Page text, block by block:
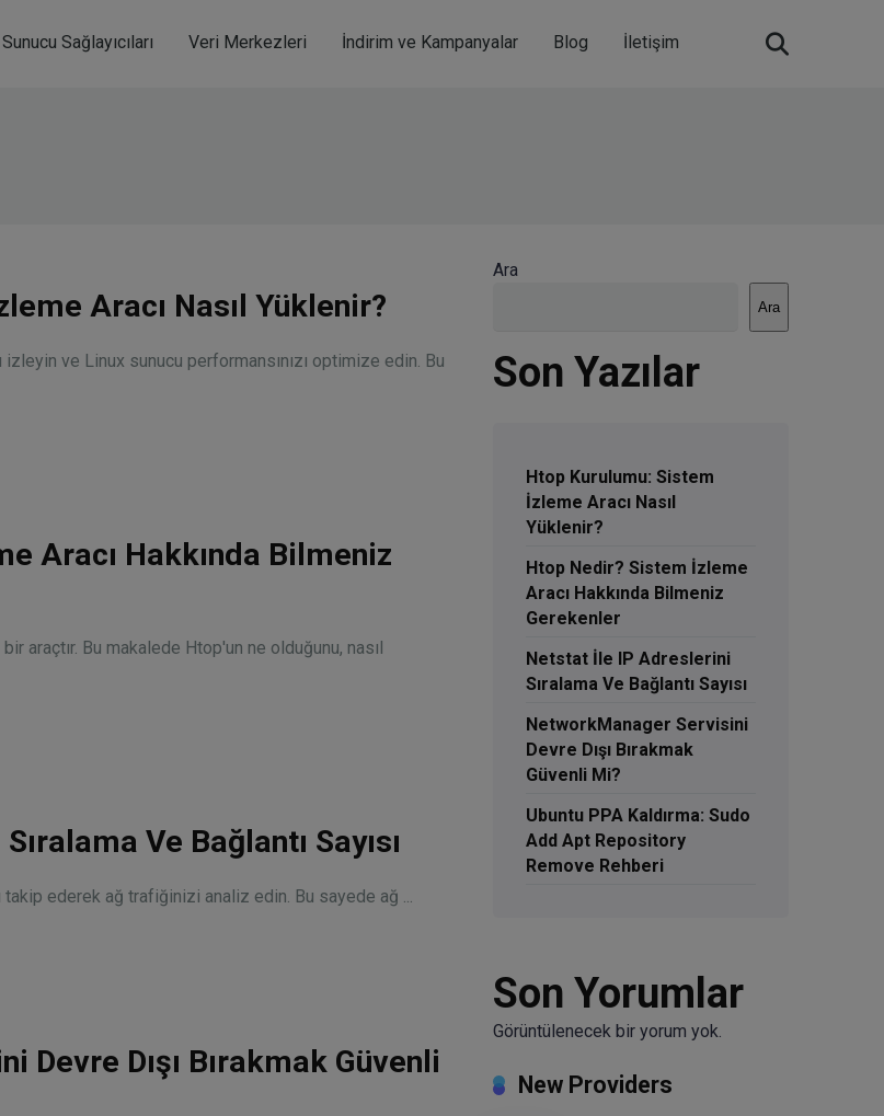
Sunucu Sağlayıcıları Veri Merkezleri İndirim ve Kampanyalar Blog İletişim
Aracı Nasıl Yüklenir?
ve Linux sunucu performansınızı optimize edin. Bu
Aracı Hakkında Bilmeniz
araçtır. Bu makalede Htop'un ne olduğunu, nasıl
Ve Bağlantı Sayısı
takip ederek ağ trafiğinizi analiz edin. Bu sayede ağ ...
Devre Dışı Bırakmak Güvenli
Ara
Ara
Son Yazılar
Htop Kurulumu: Sistem
İzleme Aracı Nasıl
Yüklenir?
Htop Nedir? Sistem İzleme
Aracı Hakkında Bilmeniz
Gerekenler
Netstat İle IP Adreslerini
Sıralama Ve Bağlantı Sayısı
NetworkManager Servisini
Devre Dışı Bırakmak
Güvenli Mi?
Ubuntu PPA Kaldırma: Sudo
Add Apt Repository
Remove Rehberi
Son Yorumlar
Görüntülenecek bir yorum yok.
New Providers